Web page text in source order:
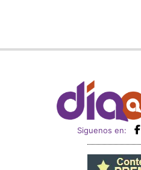
Siguenos en: